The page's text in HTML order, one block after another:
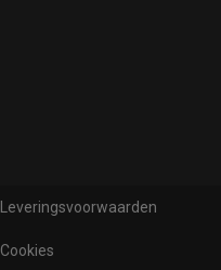
Leveringsvoorwaarden
Cookies